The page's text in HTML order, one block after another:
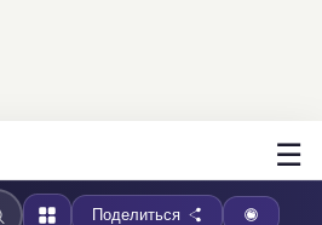
☰
Поделиться